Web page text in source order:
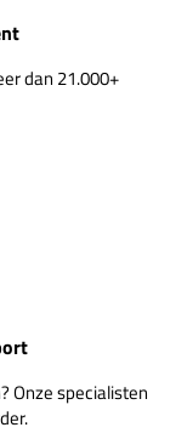
dan 21.000+
Onze specialisten